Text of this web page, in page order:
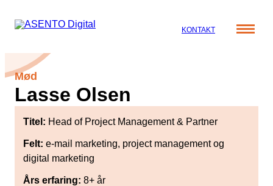
KONTAKT
Cases
Specialer
ORGANIC SEARCH
GEO
Programmatic SEO
Viden
Blog
Webinar
Om os
Mød teamet
Karriere
Nyhedsbrev
Mød
Lasse Olsen
Titel: Head of Project Management & Partner
Felt: e-mail marketing, project management og
digital marketing
Års erfaring: 8+ år